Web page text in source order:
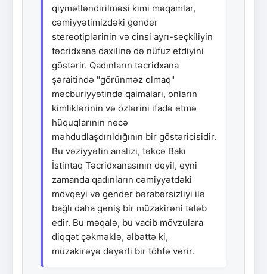
qiymətləndirilməsi kimi məqamlar,
cəmiyyətimizdəki gender
stereotiplərinin və cinsi ayrı-seçkiliyin
təcridxana daxilinə də nüfuz etdiyini
göstərir. Qadınların təcridxana
şəraitində "görünməz olmaq"
məcburiyyətində qalmaları, onların
kimliklərinin və özlərini ifadə etmə
hüquqlarının necə
məhdudlaşdırıldığının bir göstəricisidir.
Bu vəziyyətin analizi, təkcə Bakı
İstintaq Təcridxanasının deyil, eyni
zamanda qadınların cəmiyyətdəki
mövqeyi və gender bərabərsizliyi ilə
bağlı daha geniş bir müzakirəni tələb
edir. Bu məqalə, bu vacib mövzulara
diqqət çəkməklə, əlbəttə ki,
müzakirəyə dəyərli bir töhfə verir.